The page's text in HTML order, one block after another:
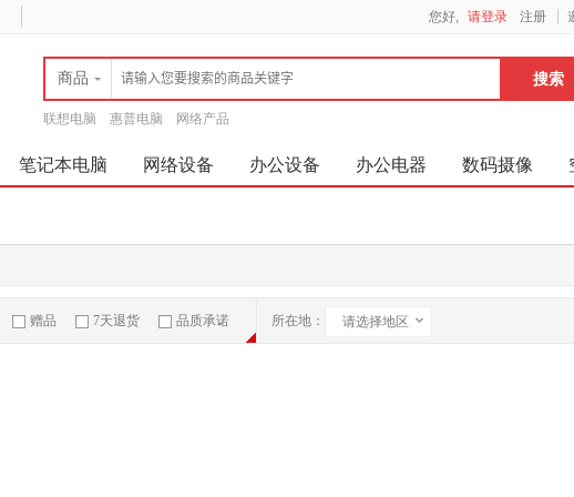
您好, 请登录 注册
商品
联想电脑 惠普电脑 网络产品
笔记本电脑 网络设备 办公设备 办公电器 数码摄像
赠品 7天退货 品质承诺 所在地： 请选择地区